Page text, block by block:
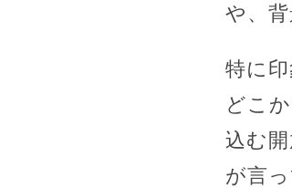
や、
特に
どこ
込む
が言